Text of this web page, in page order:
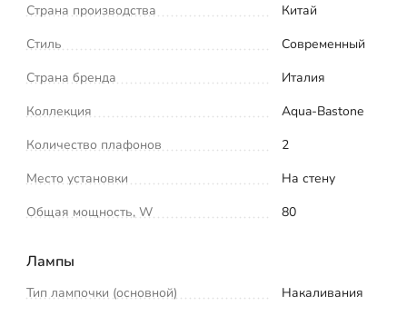
Страна производства
Китай
Стиль
Современный
Страна бренда
Италия
Коллекция
Aqua-Bastone
Количество плафонов
2
Место установки
На стену
Общая мощность, W
80
Лампы
Тип лампочки (основной)
Накаливания